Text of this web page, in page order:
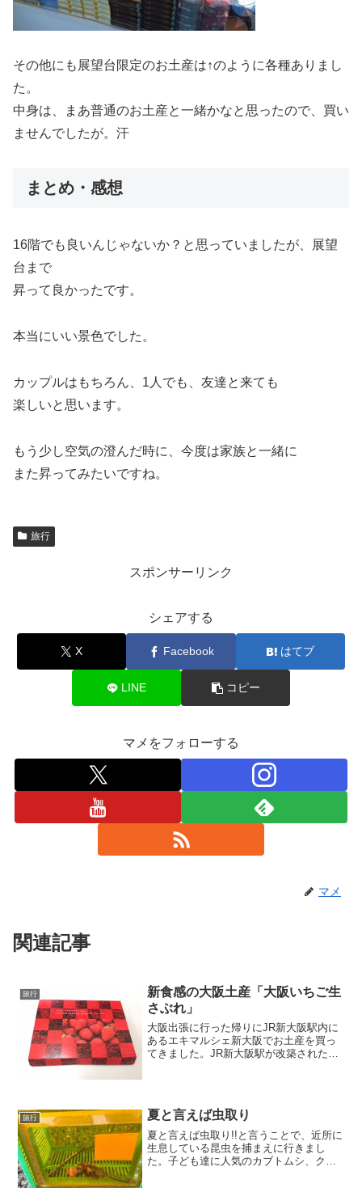
その他にも展望台限定のお土産は↑のように各種ありまし
た。
中身は、まあ普通のお土産と一緒かなと思ったので、買い
ませんでしたが。汗
まとめ・感想
16階でも良いんじゃないか？と思っていましたが、展望
台まで
昇って良かったです。
本当にいい景色でした。
カップルはもちろん、1人でも、友達と来ても
楽しいと思います。
もう少し空気の澄んだ時に、今度は家族と一緒に
また昇ってみたいですね。
旅行
スポンサーリンク
シェアする
X Facebook はてブ
LINE コピー
マメをフォローする
マメ
関連記事
旅行
新食感の大阪土産「大阪いちご生
さぶれ」
大阪出張に行った帰りにJR新大阪駅内に
あるエキマルシェ新大阪でお土産を買っ
てきました。JR新大阪駅が改築された時
ご生さぶれ...
旅行 夏と言えば虫取り
夏と言えば虫取り!!と言うことで、近所に
生息している昆虫を捕まえに行きまし
た。子ども達に人気のカブトムシ、クワ